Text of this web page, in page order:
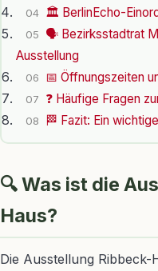
04 🏛️ BerlinEcho-
05
🗣️ Bezirksstadtrat
Ausstellung
06 📅 Öffnungszeiten
07 ❓ Häufige Fragen
08 🏁 Fazit: Ein
🔍 Was ist die
Haus?
Die Ausstellung Ribbeck-